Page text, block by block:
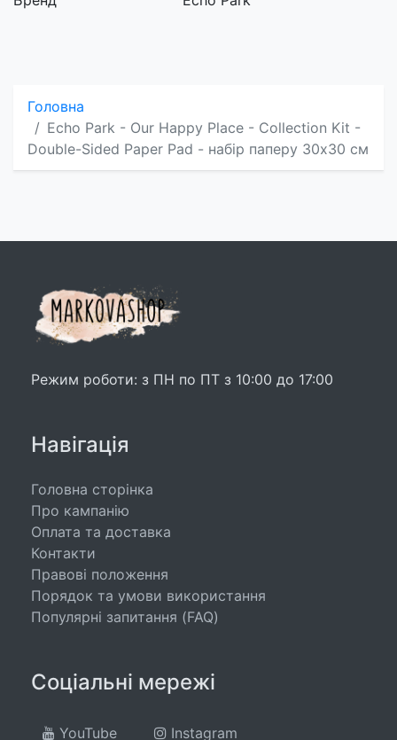
Головна
Echo Park - Our Happy Place - Collection Kit -
Double-Sided Paper Pad - набір паперу 30x30 см
Режим роботи: з ПН по ПТ з 10:00 до 17:00
Навігація
Головна сторінка
Про кампанію
Оплата та доставка
Контакти
Правові положення
Порядок та умови використання
Популярні запитання (FAQ)
Соціальні мережі
YouTube Instagram